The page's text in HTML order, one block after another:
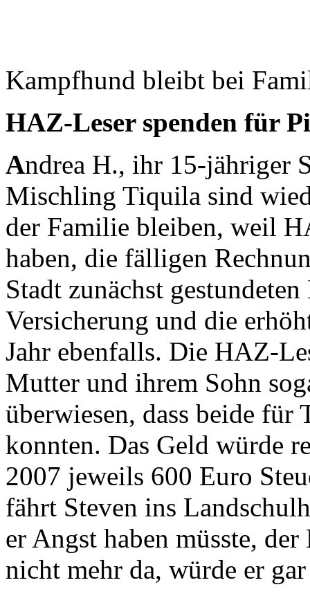
Kampfhund bleibt bei
HAZ-Leser spenden für
Andrea H., ihr 15-jähriger
Mischling Tiquila sind
der Familie bleiben, weil
haben, die fälligen
Stadt zunächst
Versicherung und die
Jahr ebenfalls. Die HAZ-
Mutter und ihrem Sohn
überwiesen, dass beide für
konnten. Das Geld würde
2007 jeweils 600 Euro
fährt Steven ins
er Angst haben müsste,
nicht mehr da, würde er